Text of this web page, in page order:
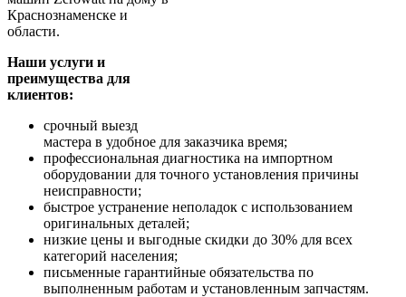
Краснознаменске и
области.
Наши услуги и
преимущества для
клиентов:
срочный выезд
мастера в удобное для заказчика время;
профессиональная диагностика на импортном
оборудовании для точного установления причины
неисправности;
быстрое устранение неполадок с использованием
оригинальных деталей;
низкие цены и выгодные скидки до 30% для всех
категорий населения;
письменные гарантийные обязательства по
выполненным работам и установленным запчастям.